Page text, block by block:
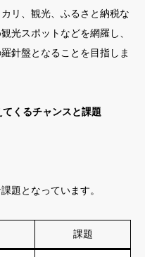
リ、観光、ふるさと納税な
光スポットなどを網羅し、
針盤となることを目指しま
くるチャンスと課題
題となっています。
課題